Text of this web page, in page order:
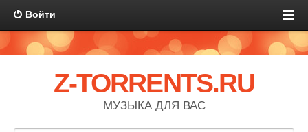
Войти
Z-TORRENTS.RU
МУЗЫКА ДЛЯ ВАС